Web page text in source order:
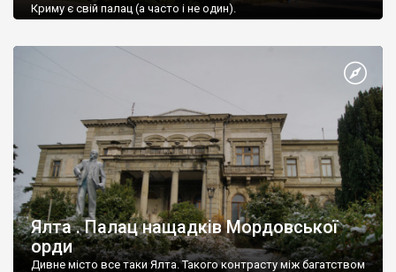
Криму є свій палац (а часто і не один).
Ялта . Палац нащадків Мордовської
орди
Дивне місто все таки Ялта. Такого контрасту між багатством